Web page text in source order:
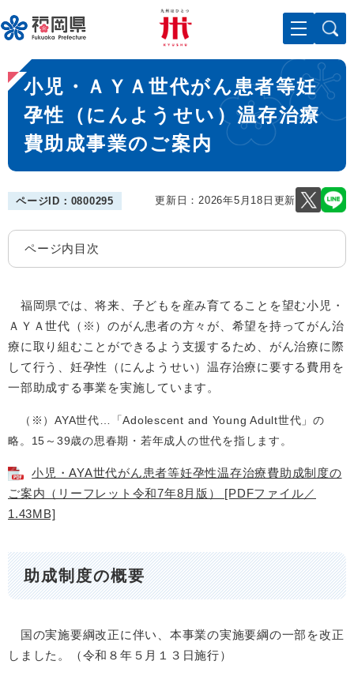
ー
ジ
先
頭
メニューを飛ばして本文へ
本
文
小児・ＡＹＡ世代がん患者等妊
孕性（にんようせい）温存治療
費助成事業のご案内
ページID：0800295 更新日：2026年5月18日更新
ページ内目次
福岡県では、将来、子どもを産み育てることを望む小児・
ＡＹＡ世代（※）のがん患者の方々が、希望を持ってがん治
療に取り組むことができるよう支援するため、がん治療に際
して行う、妊孕性（にんようせい）温存治療に要する費用を
一部助成する事業を実施しています。
（※）AYA世代…「Adolescent and Young Adult世代」の
略。15～39歳の思春期・若年成人の世代を指します。
小児・AYA世代がん患者等妊孕性温存治療費助成制度の
ご案内（リーフレット令和7年8月版） [PDFファイル／
1.43MB]
助成制度の概要
国の実施要綱改正に伴い、本事業の実施要綱の一部を改正
しました。（令和８年５月１３日施行）